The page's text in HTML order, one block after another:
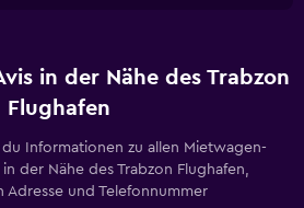
in der Nähe des Trabzon
Flughafen
Informationen zu allen Mietwagen-
der Nähe des Trabzon Flughafen,
Adresse und Telefonnummer